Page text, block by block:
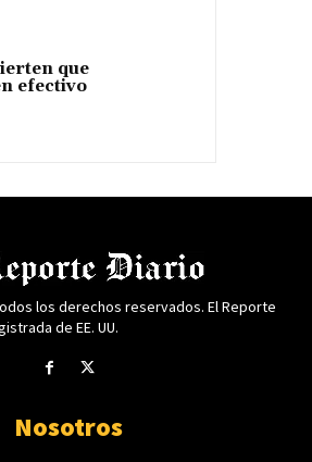
que
efectivo
los derechos reservados. El Reporte
de EE. UU.
Nosotros